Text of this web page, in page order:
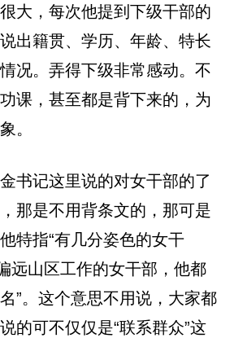
大，每次他提到下级干部的
出籍贯、学历、年龄、特长
况。弄得下级非常感动。不
课，甚至都是背下来的，为
。
书记这里说的对女干部的了
那是不用背条文的，那可是
特指“有几分姿色的女干
远山区工作的女干部，他都
”。这个意思不用说，大家都
的可不仅仅是“联系群众”这